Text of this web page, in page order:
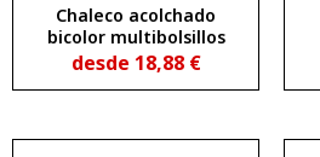
Chaleco acolchado
bicolor multibolsillos
desde 18,88 €